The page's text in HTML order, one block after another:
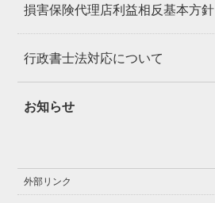
損害保険代理店利益相反基本方針
行政書士法対応について
お知らせ
外部リンク